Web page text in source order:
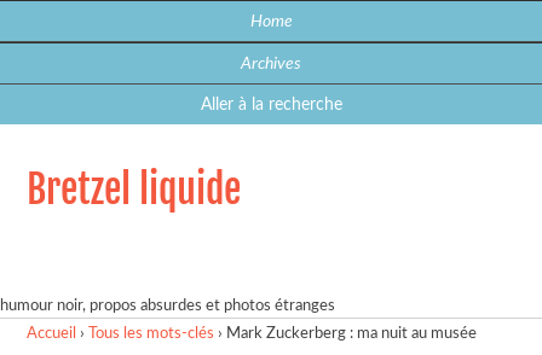
Home
Archives
Aller à la recherche
Bretzel liquide
humour noir, propos absurdes et photos étranges
Accueil › Tous les mots-clés › Mark Zuckerberg : ma nuit au musée